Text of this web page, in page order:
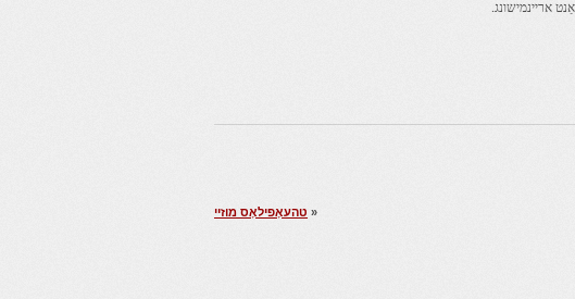
אריינמישונג.
« טהעאָפילאָס מוזיי